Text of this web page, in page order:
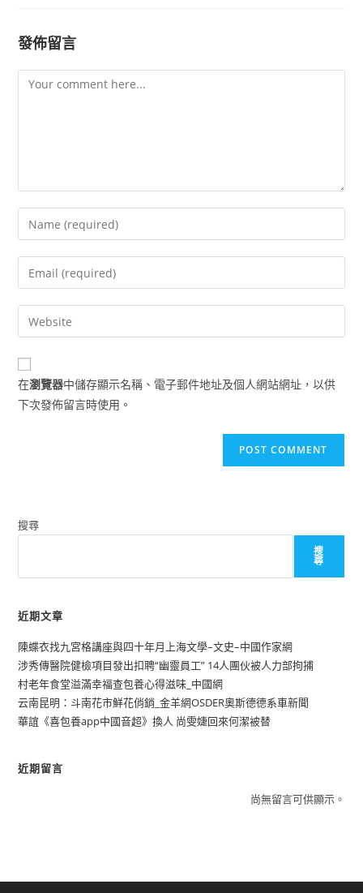
發佈留言
Comment
Enter
your
name
comment
Enter
your
email
address
comment
Enter
your
website
URL
(optional)
在瀏覽器中儲存顯示名稱、電子郵件地址及個人網站網址，以供
下次發佈留言時使用。
搜尋
搜
尋
近期文章
陳蝶衣找九宮格講座與四十年月上海文學–文史–中國作家網
涉秀傳醫院健檢項目發出扣聘“幽靈員工” 14人團伙被人力部拘捕
村老年食堂溢滿幸福查包養心得滋味_中國網
云南昆明：斗南花市鮮花俏銷_金羊網OSDER奧斯德德系車新聞
華誼《喜包養app中國音超》換人 尚雯婕回來何潔被替
近期留言
尚無留言可供顯示。